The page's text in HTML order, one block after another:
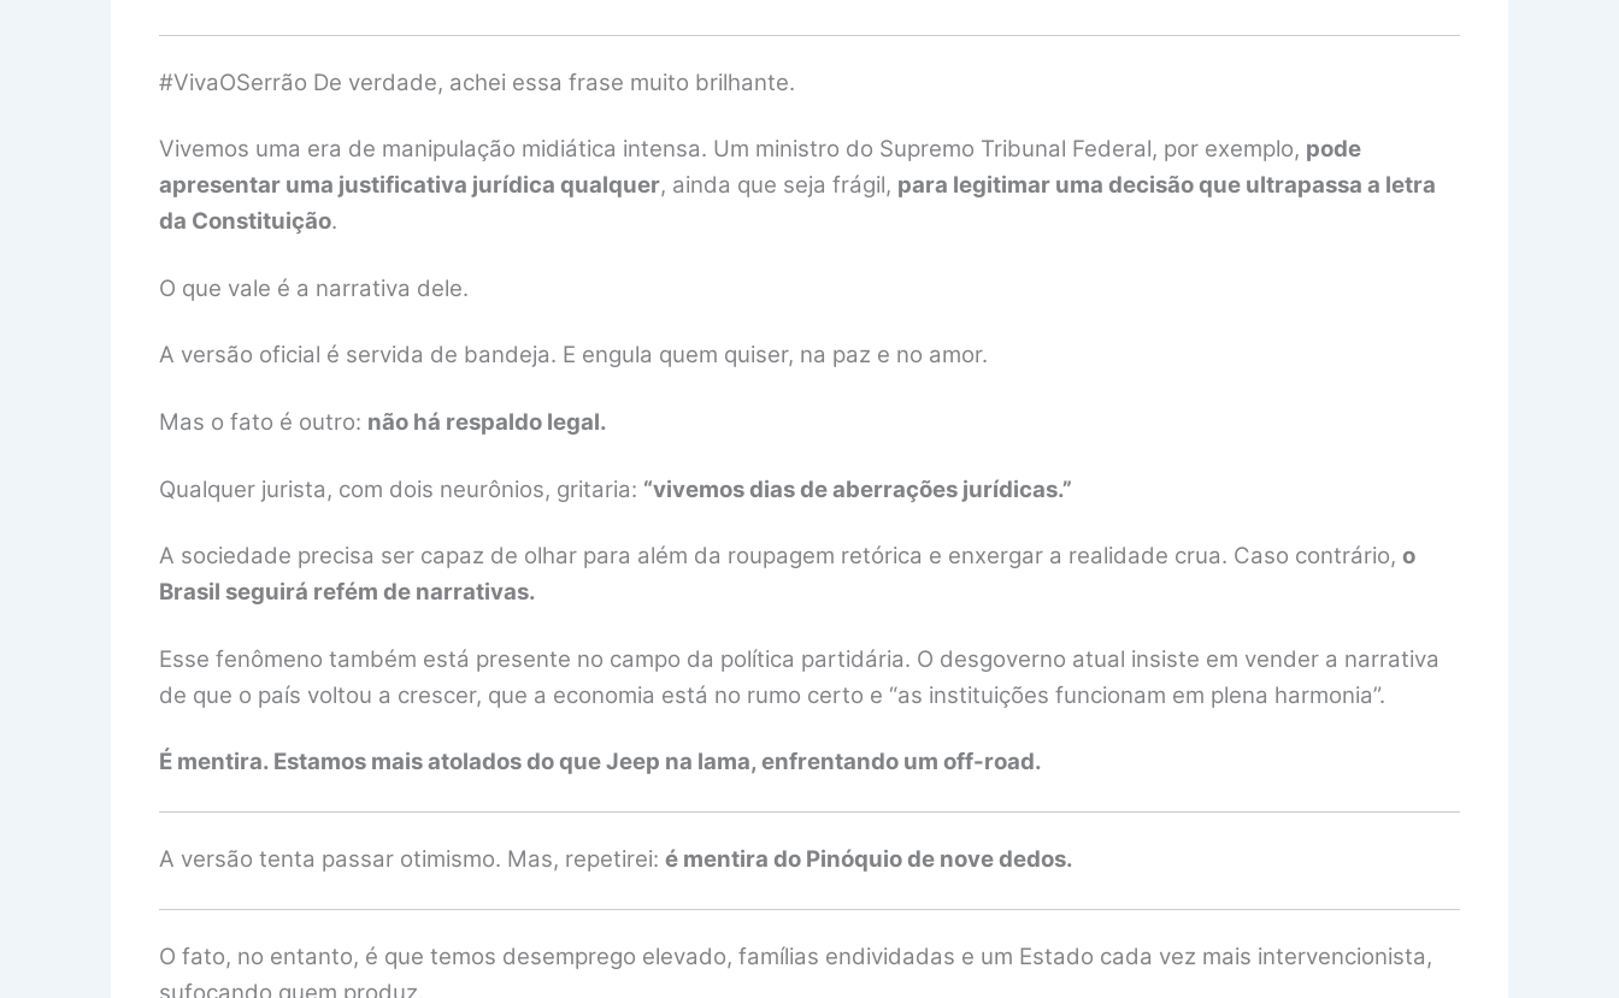
#VivaOSerrão De verdade, achei essa frase muito brilhante.
Vivemos uma era de manipulação midiática intensa. Um ministro do Supremo Tribunal Federal, por exemplo, pode
apresentar uma justificativa jurídica qualquer, ainda que seja frágil, para legitimar uma decisão que ultrapassa a letra
da Constituição.
O que vale é a narrativa dele.
A versão oficial é servida de bandeja. E engula quem quiser, na paz e no amor.
Mas o fato é outro: não há respaldo legal.
Qualquer jurista, com dois neurônios, gritaria: “vivemos dias de aberrações jurídicas.”
A sociedade precisa ser capaz de olhar para além da roupagem retórica e enxergar a realidade crua. Caso contrário, o
Brasil seguirá refém de narrativas.
Esse fenômeno também está presente no campo da política partidária. O desgoverno atual insiste em vender a narrativa
de que o país voltou a crescer, que a economia está no rumo certo e “as instituições funcionam em plena harmonia”.
É mentira. Estamos mais atolados do que Jeep na lama, enfrentando um off-road.
A versão tenta passar otimismo. Mas, repetirei: é mentira do Pinóquio de nove dedos.
O fato, no entanto, é que temos desemprego elevado, famílias endividadas e um Estado cada vez mais intervencionista,
sufocando quem produz.